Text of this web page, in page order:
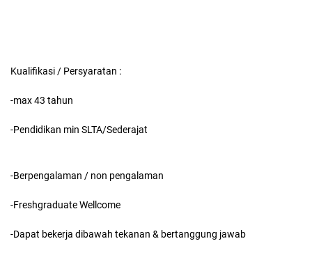
Kualifikasi / Persyaratan :
-max 43 tahun
-Pendidikan min SLTA/Sederajat
-Berpengalaman / non pengalaman
-Freshgraduate Wellcome
-Dapat bekerja dibawah tekanan & bertanggung jawab